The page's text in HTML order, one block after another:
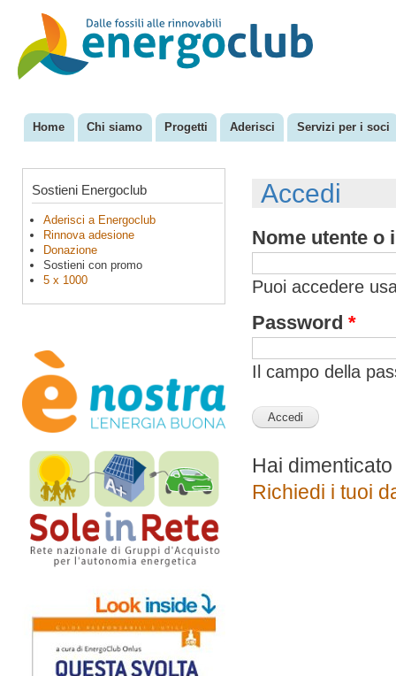
EnergoClub
per la
riconversione
del sistema
Menu principale
Home Chi siamo Progetti Aderisci Servizi per i soci
Sostieni Energoclub
Aderisci a Energoclub
Rinnova adesione
Donazione
Sostieni con promo
5 x 1000
Accedi
Nome utente
Puoi accedere
Password *
Il campo della
Hai
Richiedi i tuoi